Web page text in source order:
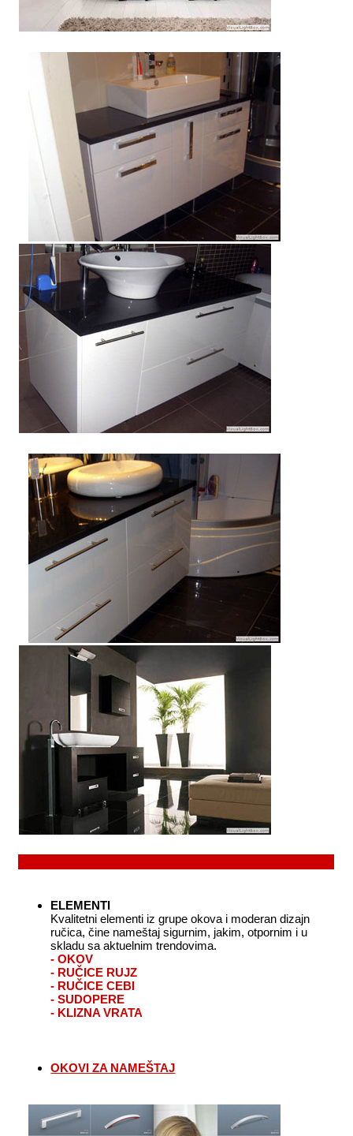
ELEMENTI
Kvalitetni elementi iz grupe okova i moderan dizajn
ručica, čine nameštaj sigurnim, jakim, otpornim i u
skladu sa aktuelnim trendovima.
- OKOV
- RUČICE RUJZ
- RUČICE CEBI
- SUDOPERE
- KLIZNA VRATA
OKOVI ZA NAMEŠTAJ